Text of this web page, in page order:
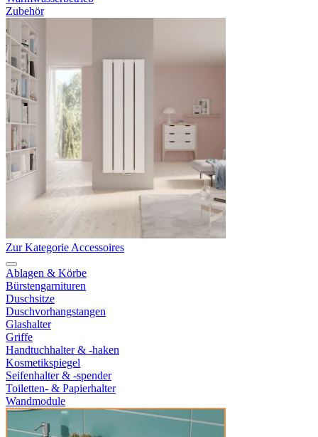
Zubehör
Zur Kategorie Accessoires
Ablagen & Körbe
Bürstengarnituren
Duschsitze
Duschvorhangstangen
Glashalter
Griffe
Handtuchhalter & -haken
Kosmetikspiegel
Seifenhalter & -spender
Toiletten- & Papierhalter
Wandmodule